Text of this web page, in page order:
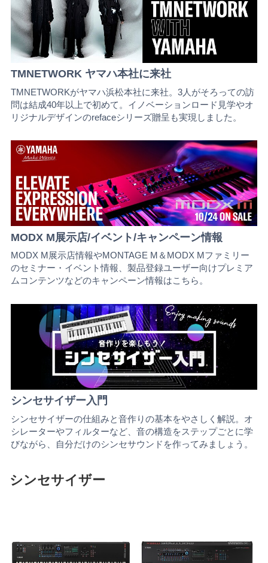
TMNETWORK ヤマハ本社に来社
TMNETWORKがヤマハ浜松本社に来社。3人がそろっての訪
問は結成40年以上で初めて。イノベーションロード見学やオ
リジナルデザインのrefaceシリーズ贈呈も実現しました。
MODX M展示店/イベント/キャンペーン情報
MODX M展示店情報やMONTAGE M＆MODX Mファミリー
のセミナー・イベント情報、製品登録ユーザー向けプレミア
ムコンテンツなどのキャンペーン情報はこちら。
シンセサイザー入門
シンセサイザーの仕組みと音作りの基本をやさしく解説。オ
シレーターやフィルターなど、音の構造をステップごとに学
びながら、自分だけのシンセサウンドを作ってみましょう。
シンセサイザー